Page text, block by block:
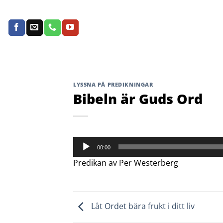
content
LYSSNA PÅ PREDIKNINGAR
Bibeln är Guds Ord
Ljudspelare
00:00
Predikan av Per Westerberg
Låt Ordet bära frukt i ditt liv